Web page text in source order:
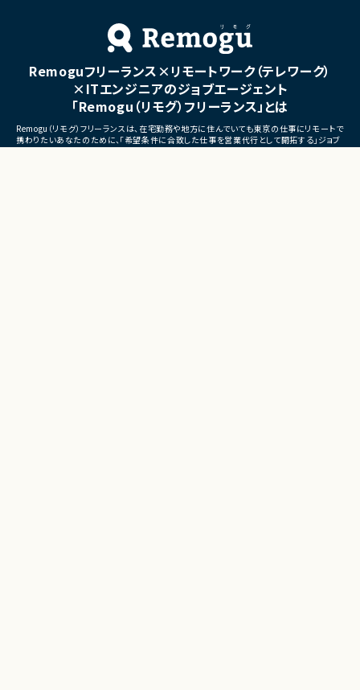
プロジェクト拡大に伴う増員募集
・サービスの継続的な機能拡
募集
■担当工程
・要件定義
・基本設計
・詳細設計
・テスト
・リリース対応
Remoguフリーランス×リモートワーク（テレワーク）
×ITエンジニアのジョブエージェント
「Remogu（リモグ）フリーランス」とは
Remogu（リモグ）フリーランスは、在宅勤務や地方に住んでいても東京の仕事にリモートで
携わりたいあなたのために、「希望条件に合致した仕事を営業代行として開拓する」ジョブ
エージェントです。